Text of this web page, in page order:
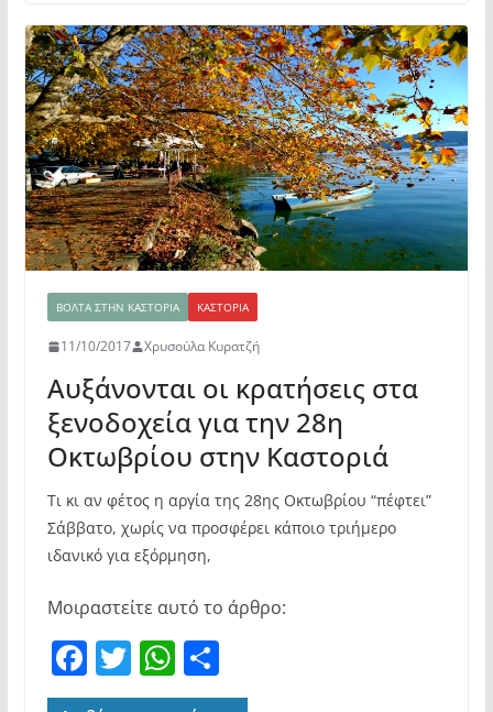
b
o
o
k
A
p
p
σ
τε
ίτ
ε
ΒΌΛΤΑ ΣΤΗΝ ΚΑΣΤΟΡΙΆ ΚΑΣΤΟΡΙΆ
11/10/2017 Χρυσούλα Κυρατζή
Αυξάνονται οι κρατήσεις στα
ξενοδοχεία για την 28η
Οκτωβρίου στην Καστοριά
Τι κι αν φέτος η αργία της 28ης Οκτωβρίου “πέφτει”
Σάββατο, χωρίς να προσφέρει κάποιο τριήμερο
ιδανικό για εξόρμηση,
Μοιραστείτε αυτό το άρθρο:
F
a
T
w
W
h
Μ
οι